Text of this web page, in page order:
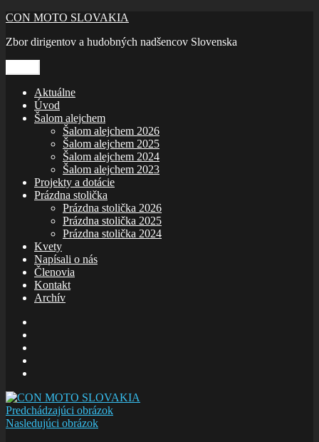
Prejsť
obsah
CON MOTO SLOVAKIA
Zbor dirigentov a hudobných nadšencov Slovenska
Aktuálne
Úvod
Šalom alejchem
Šalom alejchem 2026
Šalom alejchem 2025
Šalom alejchem 2024
Šalom alejchem 2023
Projekty a dotácie
Prázdna stolička
Prázdna stolička 2026
Prázdna stolička 2025
Prázdna stolička 2024
Kvety
Napísali o nás
Členovia
Kontakt
Archív
Predchádzajúci obrázok
Nasledujúci obrázok